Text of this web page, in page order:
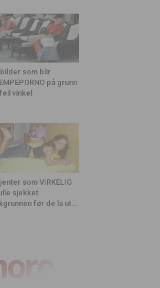
bilder som blir
på grunn
vinkel
som VIRKELIG
sjekket
før de la ut...